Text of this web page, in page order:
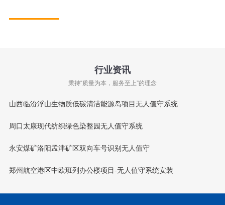
行业资讯
秉持“质量为本，服务至上”的理念
山西临汾浮山生物质低碳清洁能源岛项目无人值守系统
周口太康现代纺织绿色染整园无人值守系统
永安煤矿洛阳孟津矿区双向车号识别无人值守
郑州航空港区中欧班列办公楼项目-无人值守系统安装